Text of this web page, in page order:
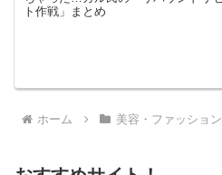
ト作戦」まとめ
ホーム 美容・ファッション